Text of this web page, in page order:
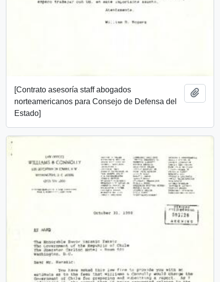
[Contrato asesoría staff abogados
norteamericanos para Consejo de Defensa del
Estado]